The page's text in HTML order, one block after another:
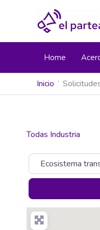
Home
Inicio
Todas Industria
Seleccionar el